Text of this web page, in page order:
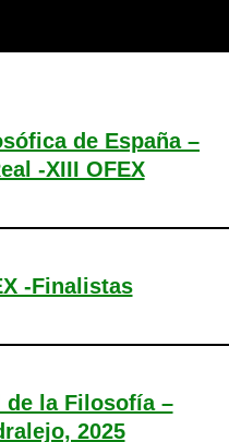
de España –
-XIII OFEX
-Finalistas
de la Filosofía –
2025